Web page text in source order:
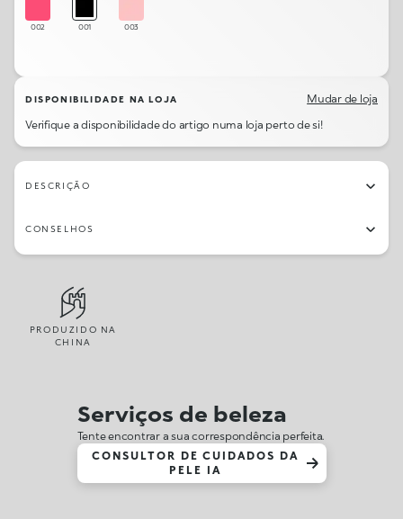
002 001 003
DISPONIBILIDADE NA LOJA
Mudar de loja
Verifique a disponibilidade do artigo numa loja perto de si!
DESCRIÇÃO
CONSELHOS
PRODUZIDO NA
CHINA
Serviços de beleza
Tente encontrar a sua correspondência perfeita.
CONSULTOR DE CUIDADOS DA
PELE IA